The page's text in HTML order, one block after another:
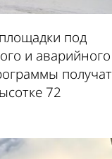
под
и аварийного
получат
72